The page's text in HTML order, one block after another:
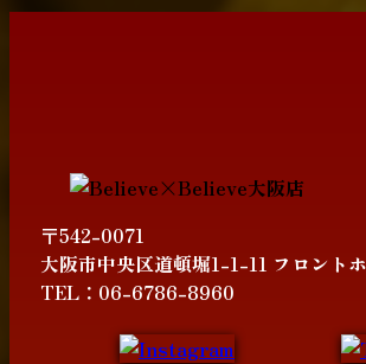
〒542-0071
大阪市中央区道頓堀1-1-11 フロント
TEL：06-6786-8960